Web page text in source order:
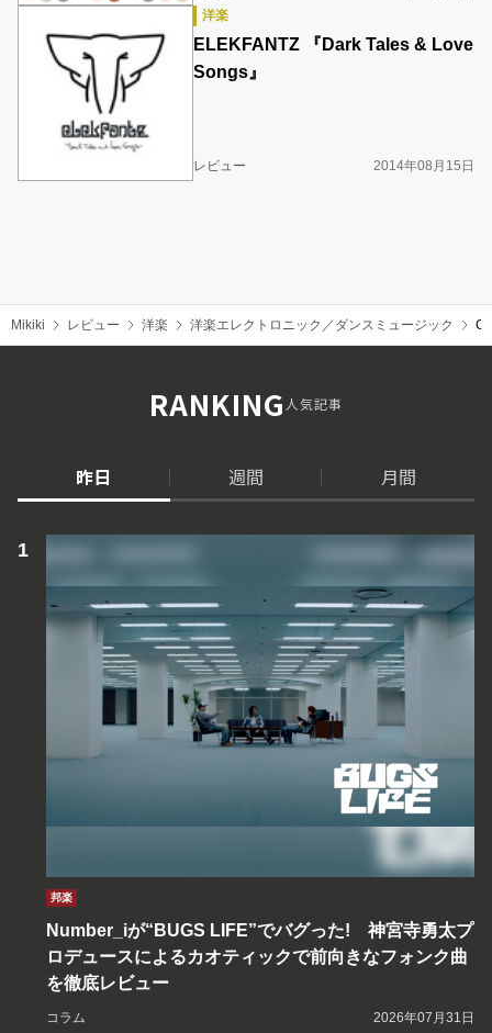
洋楽
ELEKFANTZ 『Dark Tales & Love
Songs』
レビュー 2014年08月15日
Mikiki レビュー 洋楽 洋楽エレクトロニック／ダンスミュージック
RANKING人気記事
昨日 週間 月間
邦楽
Number_iが“BUGS LIFE”でバグった! 神宮寺勇太プ
ロデュースによるカオティックで前向きなフォンク曲
を徹底レビュー
コラム 2026年07月31日